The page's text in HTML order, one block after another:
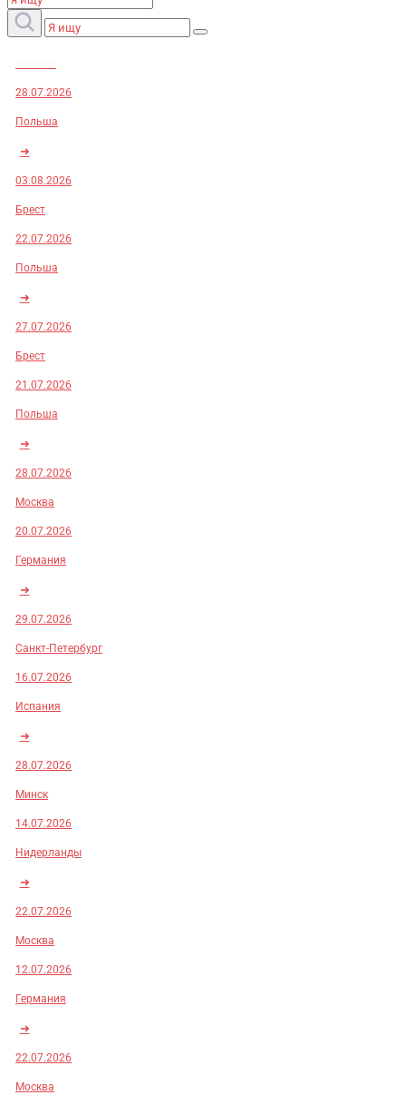
28.07.2026
Польша
➜
03.08.2026
Брест
22.07.2026
Польша
➜
27.07.2026
Брест
21.07.2026
Польша
➜
28.07.2026
Москва
20.07.2026
Германия
➜
29.07.2026
Санкт-Петербург
16.07.2026
Испания
➜
28.07.2026
Минск
14.07.2026
Нидерланды
➜
22.07.2026
Москва
12.07.2026
Германия
➜
22.07.2026
Москва